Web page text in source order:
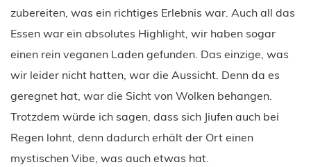
zubereiten, was ein richtiges Erlebnis war. Auch all das
Essen war ein absolutes Highlight, wir haben sogar
einen rein veganen Laden gefunden. Das einzige, was
wir leider nicht hatten, war die Aussicht. Denn da es
geregnet hat, war die Sicht von Wolken behangen.
Trotzdem würde ich sagen, dass sich Jiufen auch bei
Regen lohnt, denn dadurch erhält der Ort einen
mystischen Vibe, was auch etwas hat.